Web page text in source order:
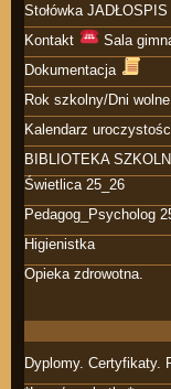
Stołówka
Kontakt
Sala
Dokumentacja
Rok szkolny/Dni
Kalendarz
BIBLIOTEKA
Świetlica 25_26
Pedagog_Psycholog
Higienistka
Opieka zdrowotna.
Dyplomy. Certyfikaty.